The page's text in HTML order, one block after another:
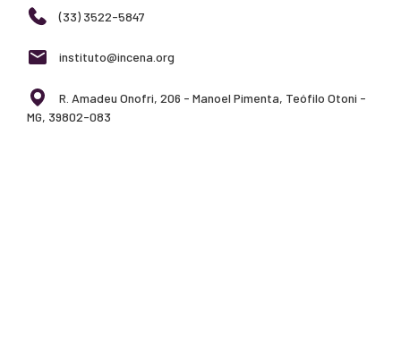
(33) 3522-5847
instituto@incena.org
R. Amadeu Onofri, 206 - Manoel Pimenta, Teófilo Otoni -
MG, 39802-083